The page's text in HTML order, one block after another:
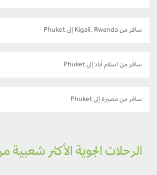
سافر من Kigali, Rwanda إلى Phuket
سافر من اسلام آباد إلى Phuket
سافر من مصيرة إلى Phuket
الرحلات الجوية الأكثر شعبية